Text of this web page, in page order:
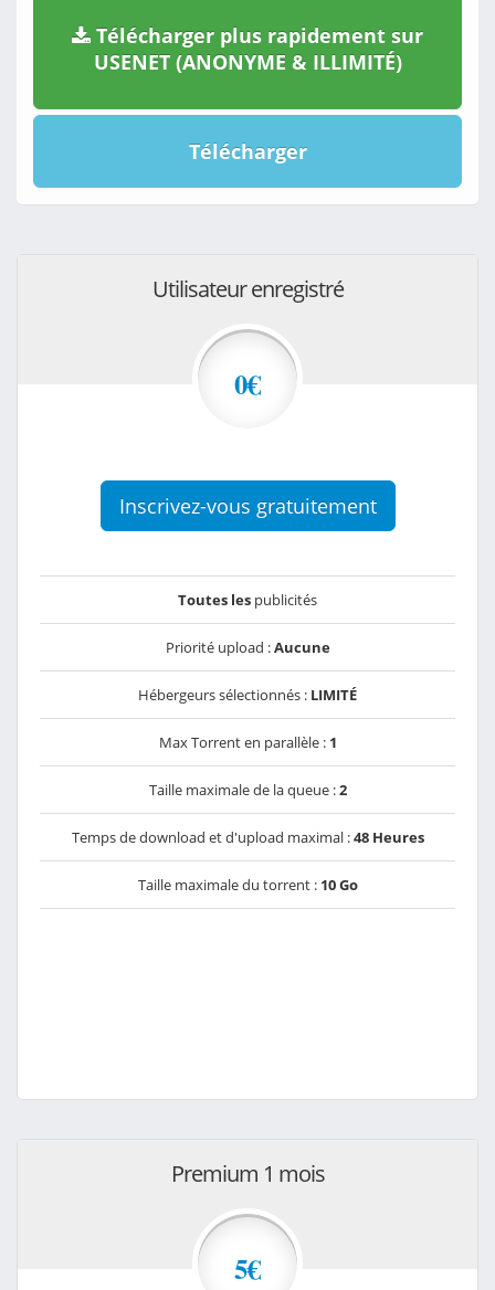
Télécharger plus rapidement sur
USENET (ANONYME & ILLIMITÉ)
Télécharger
Utilisateur enregistré
0€
Inscrivez-vous gratuitement
Toutes les publicités
Priorité upload :Aucune
Hébergeurs sélectionnés : LIMITÉ
Max Torrent en parallèle : 1
Taille maximale de la queue :2
Temps de download et d'upload maximal :48 Heures
Taille maximale du torrent : 10 Go
Premium 1 mois
5€